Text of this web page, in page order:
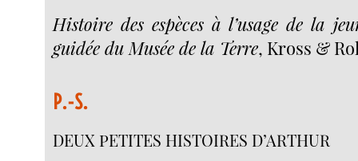
Histoire des espèces à l’usage de la
guidée du Musée de la Terre, Kross &
P.-S.
DEUX PETITES HISTOIRES D’ARTHUR